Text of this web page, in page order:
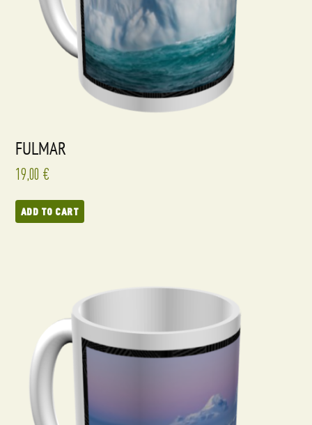
FULMAR
19,00 €
ADD TO CART